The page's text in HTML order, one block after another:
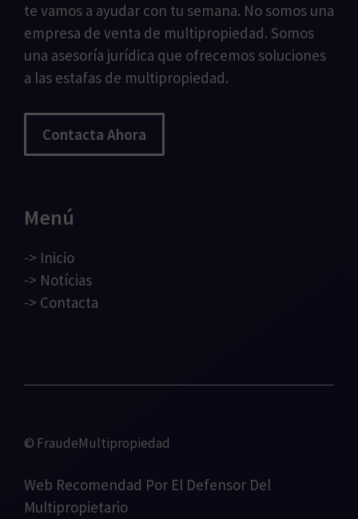
te vamos a ayudar con tu semana. No somos una
empresa de venta de multipropiedad. Somos
una asesoría jurídica que ofrecemos soluciones
a las estafas de multipropiedad.
Contacta Ahora
Menú
-> Inicio
-> Notícias
-> Contacta
© FraudeMultipropiedad
Web Recomendad Por El Defensor Del
Multipropietario